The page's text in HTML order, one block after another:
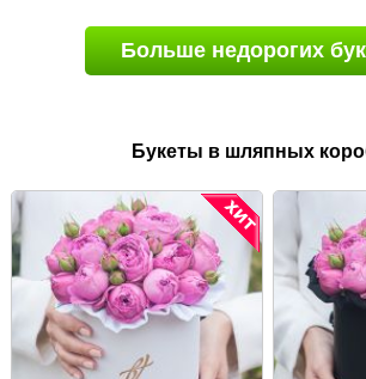
Больше недорогих
Букеты в шляпных